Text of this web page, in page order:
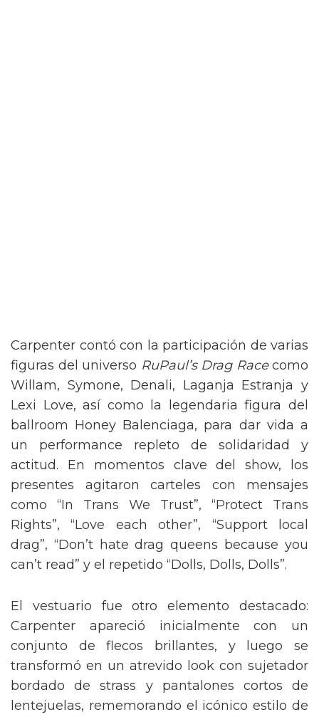
Carpenter contó con la participación de varias
figuras del universo RuPaul’s Drag Racecomo
Willam, Symone, Denali, Laganja Estranja y
Lexi Love, así como la legendaria figura del
ballroom Honey Balenciaga, para dar vida a
un performance repleto de solidaridad y
actitud. En momentos clave del show, los
presentes agitaron carteles con mensajes
como “In Trans We Trust”, “Protect Trans
Rights”, “Love each other”, “Support local
drag”, “Don’t hate drag queens because you
can’t read” y el repetido “Dolls, Dolls, Dolls”.
El vestuario fue otro elemento destacado:
Carpenter apareció inicialmente con un
conjunto de flecos brillantes, y luego se
transformó en un atrevido look con sujetador
bordado de strass y pantalones cortos de
lentejuelas, rememorando el icónico estilo de